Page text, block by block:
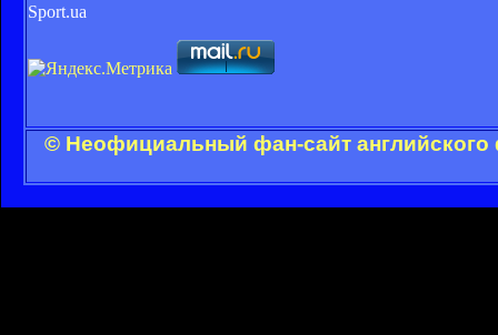
Sport.ua
© Неофициальный фан-сайт английского